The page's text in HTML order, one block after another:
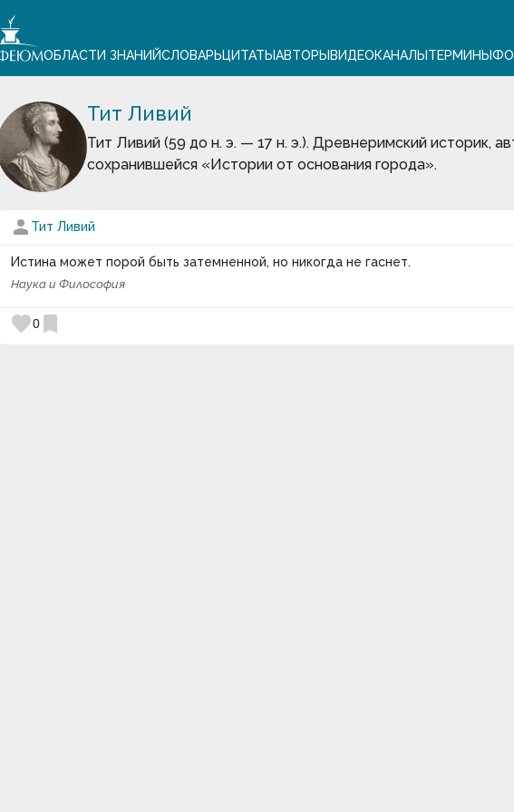
ОБЛАСТИ ЗНАНИЙСЛОВАРЬЦИТАТЫАВТОРЫВИДЕОКАНАЛЫТЕРМИНЫ
Тит Ливий
Тит Ливий (59 до н. э. — 17 н. э.). Древнеримский историк,
сохранившейся «Истории от основания города».
person Тит Ливий
Истина может порой быть затемненной, но никогда не гаснет.
Наука и Философия
favorite0 bookmark